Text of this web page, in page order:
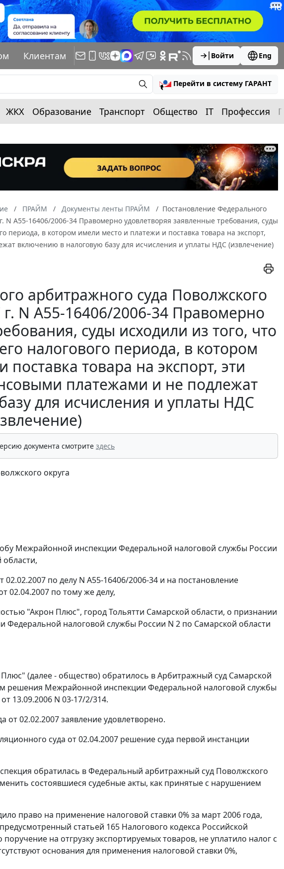
Клиентам Войти Eng
Перейти в систему ГАРАНТ
ЖКХ Образование Транспорт Общество IT Профессия
ПРАЙМ Документы ленты ПРАЙМ
Постановление Федерального
N А55-16406/2006-34 Правомерно удовлетворяя заявленные требования, суды
периода, в котором имели место и платежи и поставка товара на экспорт,
включению в налоговую базу для исчисления и уплаты НДС (извлечение)
арбитражного суда Поволжского
г. N А55-16406/2006-34 Правомерно
суды исходили из того, что
налогового периода, в котором
товара на экспорт, эти
платежами и не подлежат
для исчисления и уплаты НДС
документа смотрите здесь
округа
Межрайонной инспекции Федеральной налоговой службы России
области,
по делу N А55-16406/2006-34 и на постановление
02.04.2007 по тому же делу,
"Акрон Плюс", город Тольятти Самарской области, о признании
налоговой службы России N 2 по Самарской области
(далее - общество) обратилось в Арбитражный суд Самарской
решения Межрайонной инспекции Федеральной налоговой службы
13.09.2006 N 03-17/2/314.
02.02.2007 заявление удовлетворено.
суда от 02.04.2007 решение суда первой инстанции
обратилась в Федеральный арбитражный суд Поволжского
состоявшиеся судебные акты, как принятые с нарушением
право на применение налоговой ставки 0% за март 2006 года,
статьей 165 Налогового кодекса Российской
на отгрузку экспортируемых товаров, не уплатило налог с
основания для применения налоговой ставки 0%,